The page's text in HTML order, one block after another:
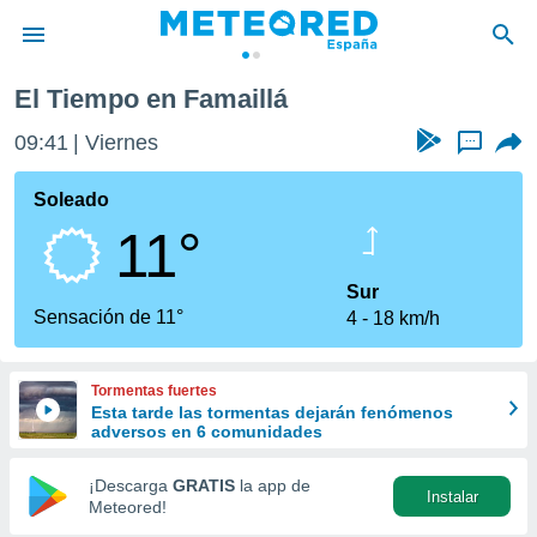
de
por
que se
calidad.
a este
las
y
forma
digital
basada
El Tiempo en Famaillá
09:41 Viernes ...
Soleado
11°
Sensación de 11°
Sur
4
18 km/h
Tormentas fuertes
Esta tarde las tormentas dejarán fenómenos
adversos en 6 comunidades
¡Descarga GRATIS la app de
Meteored!
Instalar